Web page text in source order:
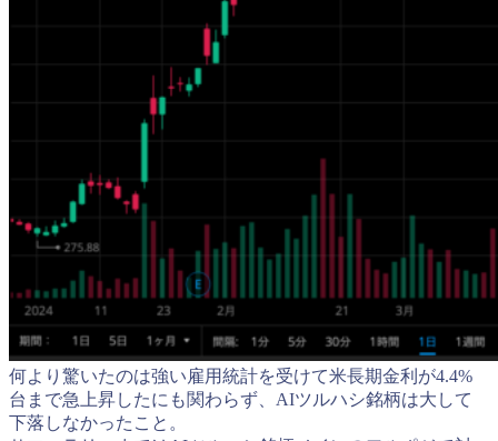
何より驚いたのは強い雇用統計を受けて米長期金利が4.4%
台まで急上昇したにも関わらず、AIツルハシ銘柄は大して
下落しなかったこと。